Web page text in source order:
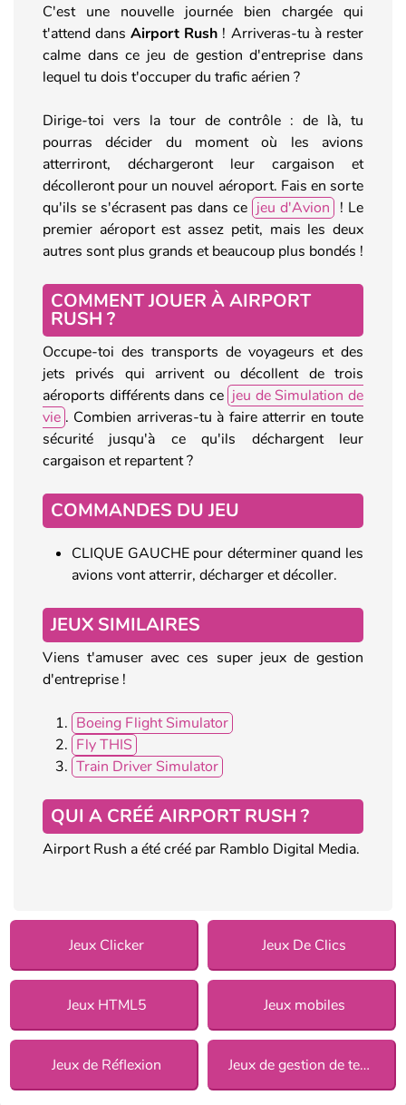
C'est une nouvelle journée bien chargée qui
t'attend dans Airport Rush ! Arriveras-tu à rester
calme dans ce jeu de gestion d'entreprise dans
lequel tu dois t'occuper du trafic aérien ?
Dirige-toi vers la tour de contrôle : de là, tu
pourras décider du moment où les avions
atterriront, déchargeront leur cargaison et
décolleront pour un nouvel aéroport. Fais en sorte
qu'ils se s'écrasent pas dans ce jeu d'Avion ! Le
premier aéroport est assez petit, mais les deux
autres sont plus grands et beaucoup plus bondés !
COMMENT JOUER À AIRPORT
RUSH ?
Occupe-toi des transports de voyageurs et des
jets privés qui arrivent ou décollent de trois
aéroports différents dans ce jeu de Simulation de
vie . Combien arriveras-tu à faire atterrir en toute
sécurité jusqu'à ce qu'ils déchargent leur
cargaison et repartent ?
COMMANDES DU JEU
CLIQUE GAUCHE pour déterminer quand les
avions vont atterrir, décharger et décoller.
JEUX SIMILAIRES
Viens t'amuser avec ces super jeux de gestion
d'entreprise !
Boeing Flight Simulator
Fly THIS
Train Driver Simulator
QUI A CRÉÉ AIRPORT RUSH ?
Airport Rush a été créé par Ramblo Digital Media.
Jeux Clicker Jeux De Clics
Jeux HTML5 Jeux mobiles
Jeux de Réflexion Jeux de gestion de temps